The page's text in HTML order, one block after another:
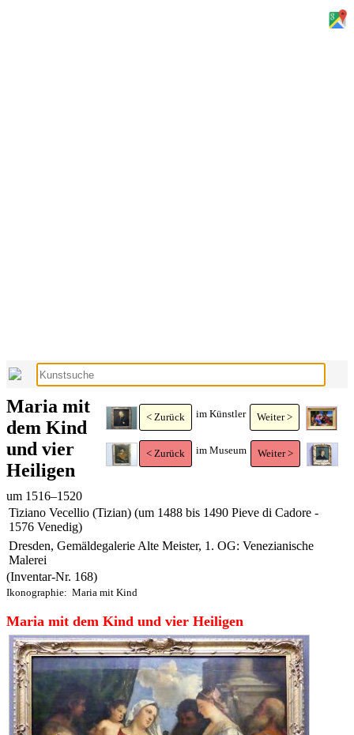
< Zurück im Künstler Weiter >
< Zurück im Museum Weiter >
Maria mit
dem Kind
und vier
Heiligen
um 1516–1520
Tiziano Vecellio (Tizian) (um 1488 bis 1490 Pieve di Cadore -
1576 Venedig)
Dresden, Gemäldegalerie Alte Meister, 1. OG: Venezianische
Malerei
(Inventar-Nr. 168)
Ikonographie: Maria mit Kind
Maria mit dem Kind und vier Heiligen